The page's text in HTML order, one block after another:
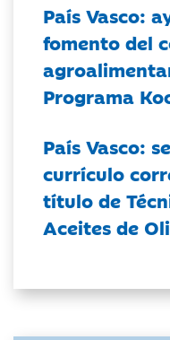
País Vasco:
fomento del
Programa
País Vasco:
currículo
título de
Aceites de